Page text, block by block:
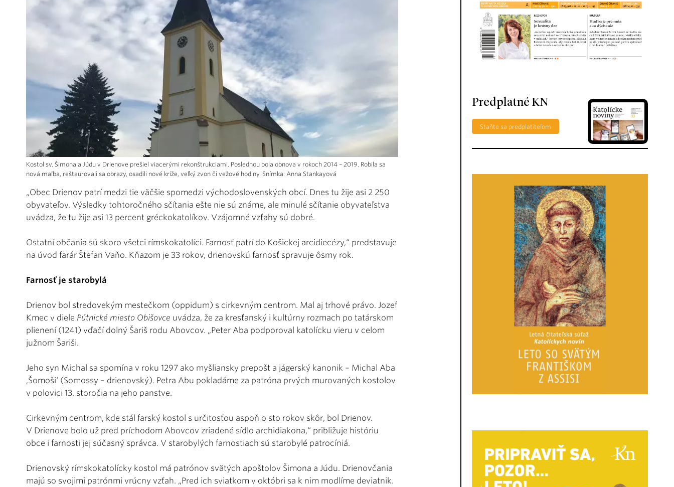
Kostol sv. Šimona a Júdu v Drienove prešiel viacerými rekonštrukciami. Poslednou bola obnova v rokoch 2014 – 2019. Robila sa
nová maľba, reštaurovali sa obrazy, osadili nové kríže, veľký zvon či vežové hodiny. Snímka: Anna Stankayová
„Obec Drienov patrí medzi tie väčšie spomedzi východoslovenských obcí. Dnes tu žije asi 2 250
obyvateľov. Výsledky tohtoročného sčítania ešte nie sú známe, ale minulé sčítanie obyvateľstva
uvádza, že tu žije asi 13 percent gréckokatolíkov. Vzájomné vzťahy sú dobré.
Ostatní občania sú skoro všetci rímskokatolíci. Farnosť patrí do Košickej arcidiecézy,“ predstavuje
na úvod farár Štefan Vaňo. Kňazom je 33 rokov, drienovskú farnosť spravuje ôsmy rok.
Farnosť je starobylá
Drienov bol stredovekým mestečkom (oppidum) s cirkevným centrom. Mal aj trhové právo. Jozef
Kmec v diele Pútnické miesto Obišovce uvádza, že za kresťanský i kultúrny rozmach po tatárskom
plienení (1241) vďačí dolný Šariš rodu Abovcov. „Peter Aba podporoval katolícku vieru v celom
južnom Šariši.
Jeho syn Michal sa spomína v roku 1297 ako myšliansky prepošt a jágerský kanonik – Michal Aba
,Šomoši‘ (Somossy – drienovský). Petra Abu pokladáme za patróna prvých murovaných kostolov
v polovici 13. storočia na jeho panstve.
Cirkevným centrom, kde stál farský kostol s určitosťou aspoň o sto rokov skôr, bol Drienov.
V Drienove bolo už pred príchodom Abovcov zriadené sídlo archidiakona,“ približuje históriu
obce i farnosti jej súčasný správca. V starobylých farnostiach sú starobylé patrocíniá.
Drienovský rímskokatolícky kostol má patrónov svätých apoštolov Šimona a Júdu. Drienovčania
majú so svojimi patrónmi vrúcny vzťah. „Pred ich sviatkom v októbri sa k nim modlíme deviatnik.
Predplatné KN
Staňte sa predplatiteľom